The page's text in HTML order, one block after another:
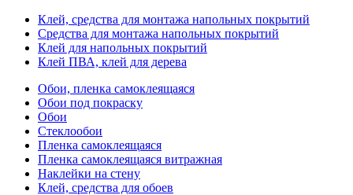
Клей, средства для монтажа напольных покрытий
Средства для монтажа напольных покрытий
Клей для напольных покрытий
Клей ПВА, клей для дерева
Обои, пленка самоклеящаяся
Обои под покраску
Обои
Стеклообои
Пленка самоклеящаяся
Пленка самоклеящаяся витражная
Наклейки на стену
Клей, средства для обоев